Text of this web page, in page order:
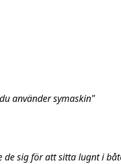
använder symaskin"
de sig för att sitta lugnt i